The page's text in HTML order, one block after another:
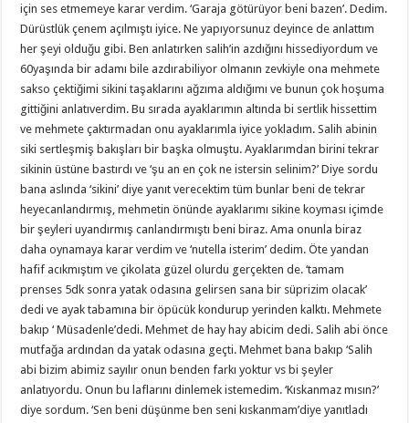
için ses etmemeye karar verdim. ‘Garaja götürüyor beni bazen’. Dedim.
Dürüstlük çenem açılmıştı iyice. Ne yapıyorsunuz deyince de anlattım
her şeyi olduğu gibi. Ben anlatırken salih’in azdığını hissediyordum ve
60yaşında bir adamı bile azdırabiliyor olmanın zevkiyle ona mehmete
sakso çektiğimi sikini taşaklarını ağzıma aldığımı ve bunun çok hoşuma
gittiğini anlatıverdim. Bu sırada ayaklarımın altında bi sertlik hissettim
ve mehmete çaktırmadan onu ayaklarımla iyice yokladım. Salih abinin
siki sertleşmiş bakışları bir başka olmuştu. Ayaklarımdan birini tekrar
sikinin üstüne bastırdı ve ‘şu an en çok ne istersin selinim?’ Diye sordu
bana aslında ‘sikini’ diye yanıt verecektim tüm bunlar beni de tekrar
heyecanlandırmış, mehmetin önünde ayaklarımı sikine koyması içimde
bir şeyleri uyandırmış canlandırmıştı beni biraz. Ama onunla biraz
daha oynamaya karar verdim ve ‘nutella isterim’ dedim. Öte yandan
hafif acıkmıştım ve çikolata güzel olurdu gerçekten de. ‘tamam
prenses 5dk sonra yatak odasına gelirsen sana bir süprizim olacak’
dedi ve ayak tabamına bir öpücük kondurup yerinden kalktı. Mehmete
bakıp ‘ Müsadenle’dedi. Mehmet de hay hay abicim dedi. Salih abi önce
mutfağa ardından da yatak odasına geçti. Mehmet bana bakıp ‘Salih
abi bizim abimiz sayılır onun benden farkı yoktur vs bi şeyler
anlatıyordu. Onun bu laflarını dinlemek istemedim. ‘Kıskanmaz mısın?’
diye sordum. ‘Sen beni düşünme ben seni kıskanmam’diye yanıtladı